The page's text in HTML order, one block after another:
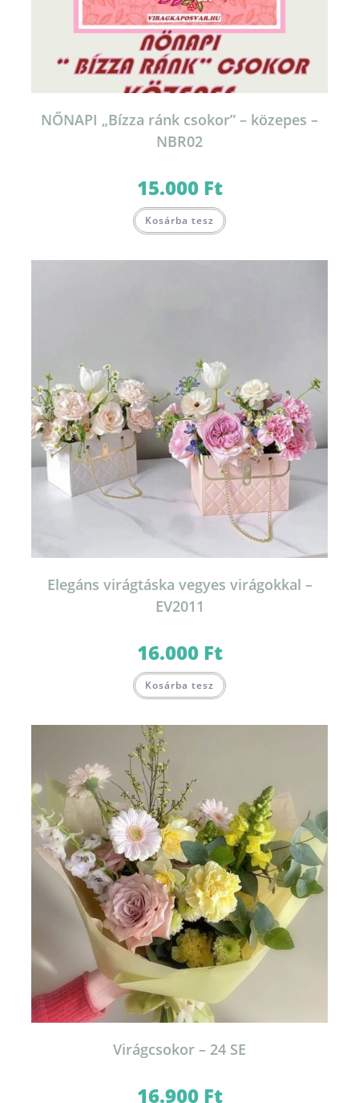
NŐNAPI „Bízza ránk csokor” – közepes –
NBR02
15.000 Ft
Kosárba tesz
Elegáns virágtáska vegyes virágokkal –
EV2011
16.000 Ft
Kosárba tesz
Virágcsokor – 24 SE
16.900 Ft